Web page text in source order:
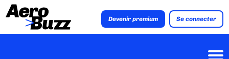
Devenir premium Se connecter